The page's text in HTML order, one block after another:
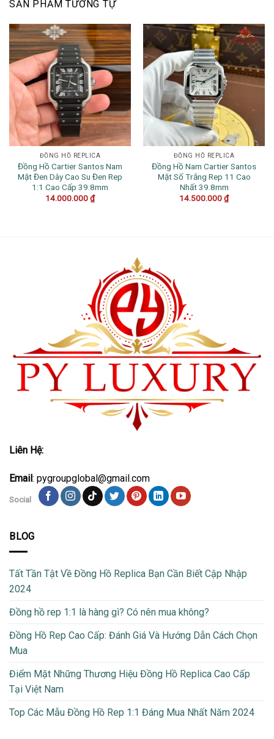
SẢN PHẨM TƯƠNG TỰ
ĐỒNG HỒ REPLICA
Đồng Hồ Cartier Santos Nam
Mặt Đen Dây Cao Su Đen Rep
1:1 Cao Cấp 39.8mm
14.000.000₫
ĐỒNG HỒ REPLICA
Đồng Hồ Nam Cartier Santos
Mặt Số Trắng Rep 11 Cao
Nhất 39.8mm
14.500.000₫
Liên Hệ:
Email: pygroupglobal@gmail.com
Social
BLOG
Tất Tần Tật Về Đồng Hồ Replica Bạn Cần Biết Cập Nhập
2024
Đồng hồ rep 1:1 là hàng gì? Có nên mua không?
Đồng Hồ Rep Cao Cấp: Đánh Giá Và Hướng Dẫn Cách Chọn
Mua
Điểm Mặt Những Thương Hiệu Đồng Hồ Replica Cao Cấp
Tại Việt Nam
Top Các Mẫu Đồng Hồ Rep 1:1 Đáng Mua Nhất Năm 2024